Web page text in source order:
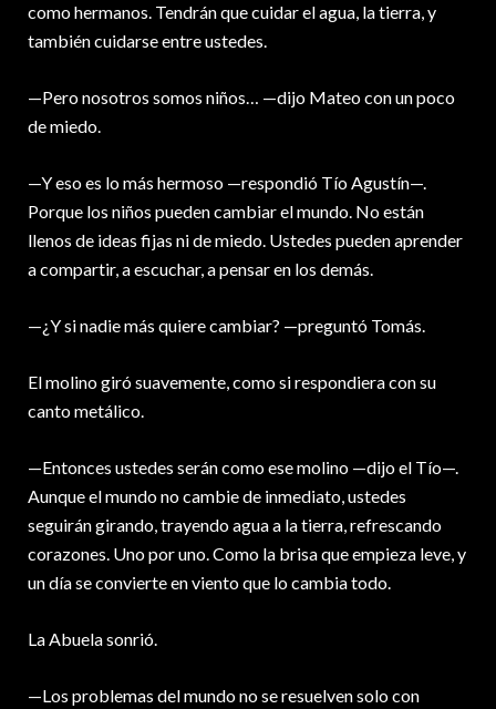
como hermanos. Tendrán que cuidar el agua, la tierra, y
también cuidarse entre ustedes.
—Pero nosotros somos niños… —dijo Mateo con un poco
de miedo.
—Y eso es lo más hermoso —respondió Tío Agustín—.
Porque los niños pueden cambiar el mundo. No están
llenos de ideas fijas ni de miedo. Ustedes pueden aprender
a compartir, a escuchar, a pensar en los demás.
—¿Y si nadie más quiere cambiar? —preguntó Tomás.
El molino giró suavemente, como si respondiera con su
canto metálico.
—Entonces ustedes serán como ese molino —dijo el Tío—.
Aunque el mundo no cambie de inmediato, ustedes
seguirán girando, trayendo agua a la tierra, refrescando
corazones. Uno por uno. Como la brisa que empieza leve, y
un día se convierte en viento que lo cambia todo.
La Abuela sonrió.
—Los problemas del mundo no se resuelven solo con